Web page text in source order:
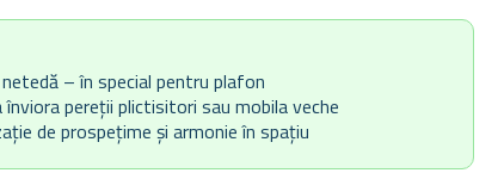
– în special pentru plafon
pereții plictisitori sau mobila veche
de prospețime și armonie în spațiu